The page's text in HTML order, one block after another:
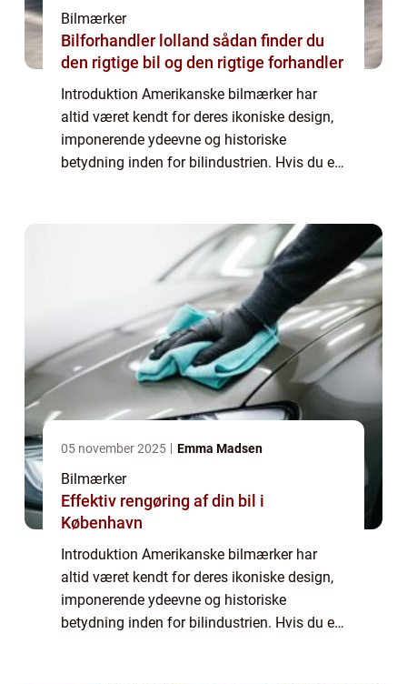
Bilmærker
Bilforhandler lolland sådan finder du
den rigtige bil og den rigtige forhandler
Introduktion Amerikanske bilmærker har
altid været kendt for deres ikoniske design,
imponerende ydeevne og historiske
betydning inden for bilindustrien. Hvis du er
05 november 2025 Emma Madsen
Bilmærker
Effektiv rengøring af din bil i
København
Introduktion Amerikanske bilmærker har
altid været kendt for deres ikoniske design,
imponerende ydeevne og historiske
betydning inden for bilindustrien. Hvis du er